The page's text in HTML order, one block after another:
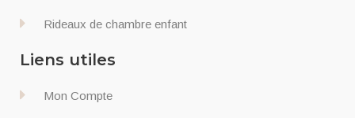
Rideaux de chambre enfant
Liens utiles
Mon Compte